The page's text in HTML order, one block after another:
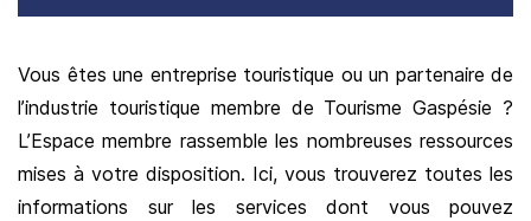
Vous êtes une entreprise touristique ou un partenaire de
l’industrie touristique membre de Tourisme Gaspésie ?
L’Espace membre rassemble les nombreuses ressources
mises à votre disposition. Ici, vous trouverez toutes les
informations sur les services dont vous pouvez